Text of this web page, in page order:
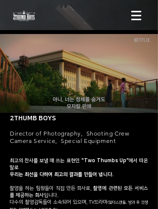
2THUMB BOYS
Director of Photography, Shooting Crew
Camera Service, Special Equipment
최고의 찬사를 보낼 때 쓰는 표현인 "Two Thumbs Up"에서 따온
말로
우리는 최선을 다하여 최고의 결과를 만들어 냅니다.
촬영을 하는 팀원들이 직접 만든 회사로,촬영에 관련된 모든 서비스
를 제공하는 회사입니다.
다수의 촬영감독들이 소속되어 있으며, TV드라마(일타스캔들, 방과 후 전쟁